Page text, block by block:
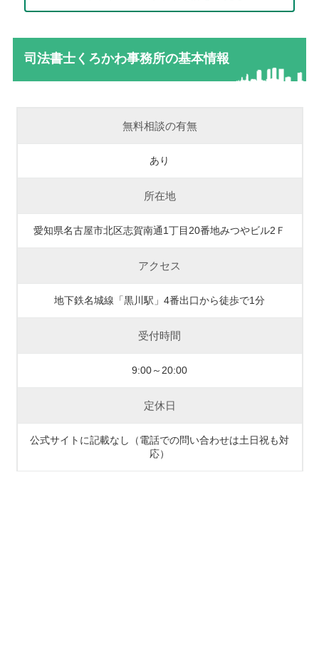
司法書士くろかわ事務所の基本情報
無料相談の有無
あり
所在地
愛知県名古屋市北区志賀南通1丁目20番地みつやビル2Ｆ
アクセス
地下鉄名城線「黒川駅」4番出口から徒歩で1分
受付時間
9:00～20:00
定休日
公式サイトに記載なし（電話での問い合わせは土日祝も対
応）